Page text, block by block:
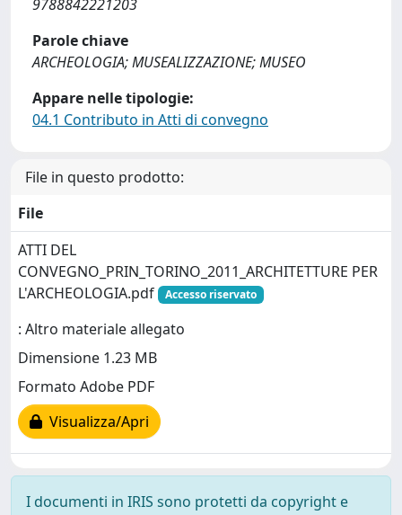
9788842221203
Parole chiave
ARCHEOLOGIA; MUSEALIZZAZIONE; MUSEO
Appare nelle tipologie:
04.1 Contributo in Atti di convegno
File in questo prodotto:
File
ATTI DEL
CONVEGNO_PRIN_TORINO_2011_ARCHITETTURE PER
L'ARCHEOLOGIA.pdf
Accesso riservato
: Altro materiale allegato
Dimensione 1.23 MB
Formato Adobe PDF
Visualizza/Apri
I documenti in IRIS sono protetti da copyright e